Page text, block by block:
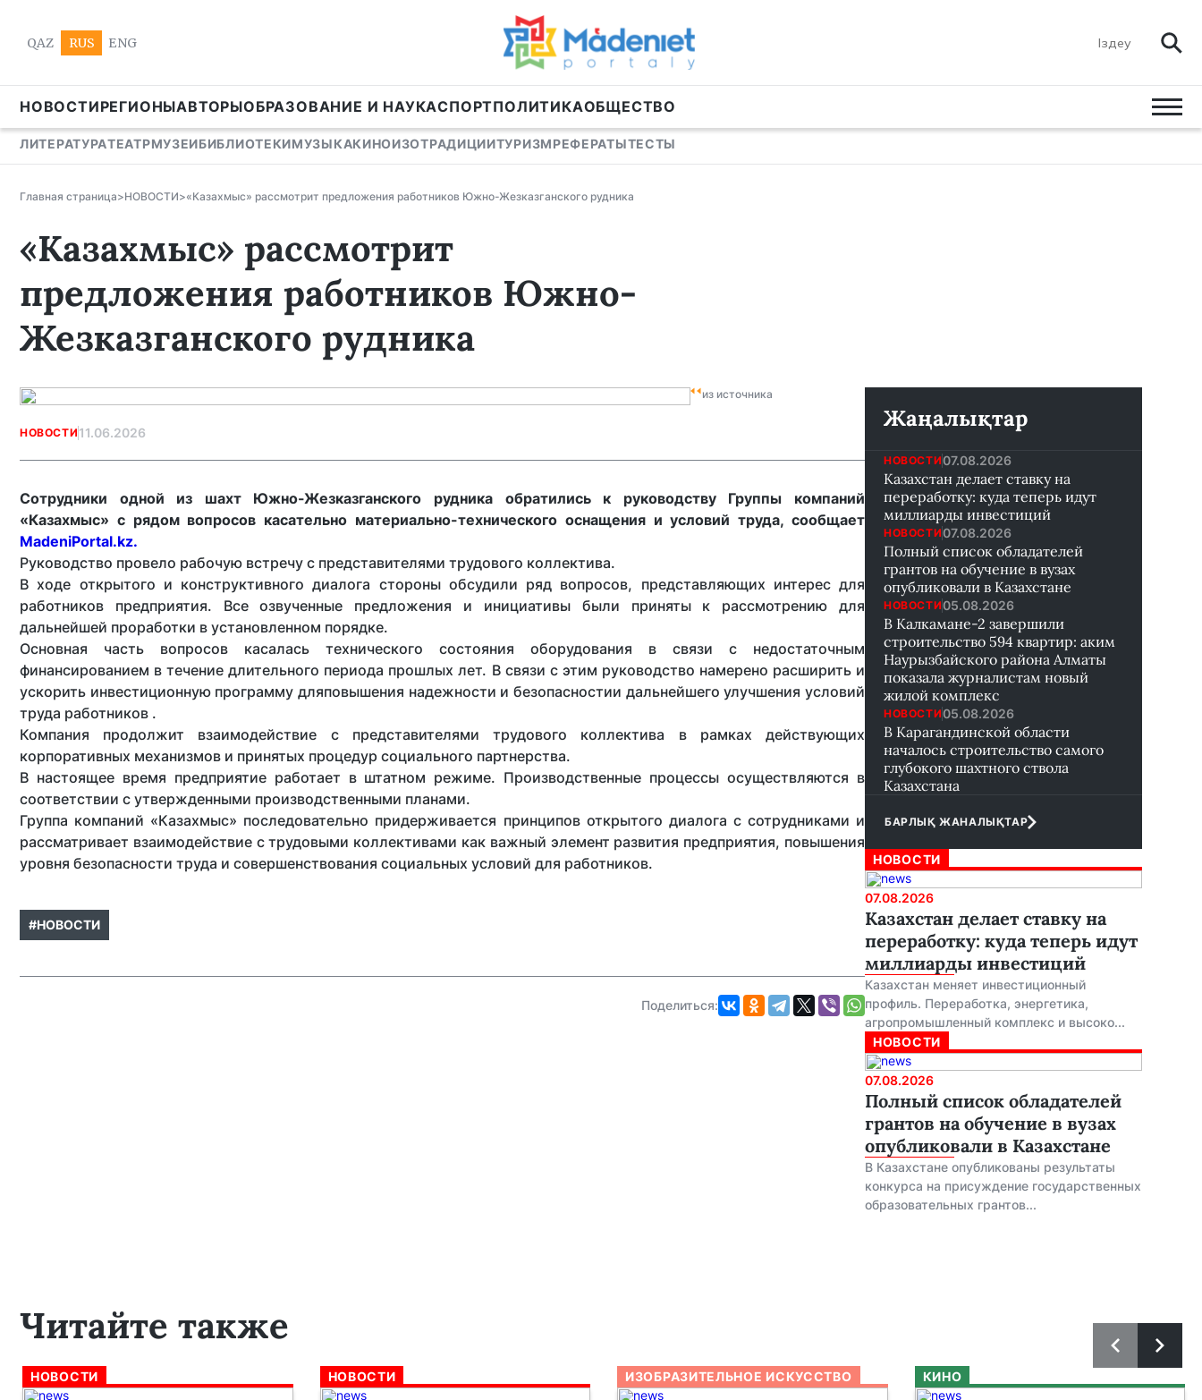
QAZ RUS ENG
НОВОСТИРЕГИОНЫАВТОРЫОБРАЗОВАНИЕ И НАУКАСПОРТПОЛИТИКАОБЩЕСТВО
ЛИТЕРАТУРАТЕАТРМУЗЕИБИБЛИОТЕКИМУЗЫКАКИНОИЗОТРАДИЦИИТУРИЗМРЕФЕРАТЫТЕСТЫ
Главная страница>НОВОСТИ>«Казахмыс» рассмотрит предложения работников Южно-Жезказганского рудника
«Казахмыс» рассмотрит
предложения работников Южно-
Жезказганского рудника
из источника
НОВОСТИ 11.06.2026
Сотрудники одной из шахт Южно-Жезказганского рудника обратились к руководству Группы компаний
«Казахмыс» с рядом вопросов касательно материально-технического оснащения и условий труда, сообщает
MadeniPortal.kz.
Руководство провело рабочую встречу с представителями трудового коллектива.
В ходе открытого и конструктивного диалога стороны обсудили ряд вопросов, представляющих интерес для
работников предприятия. Все озвученные предложения и инициативы были приняты к рассмотрению для
дальнейшей проработки в установленном порядке.
Основная часть вопросов касалась технического состояния оборудования в связи с недостаточным
финансированием в течение длительного периода прошлых лет. В связи с этим руководство намерено расширить и
ускорить инвестиционную программу дляповышения надежности и безопасностии дальнейшего улучшения условий
труда работников .
Компания продолжит взаимодействие с представителями трудового коллектива в рамках действующих
корпоративных механизмов и принятых процедур социального партнерства.
В настоящее время предприятие работает в штатном режиме. Производственные процессы осуществляются в
соответствии с утвержденными производственными планами.
Группа компаний «Казахмыс» последовательно придерживается принципов открытого диалога с сотрудниками и
рассматривает взаимодействие с трудовыми коллективами как важный элемент развития предприятия, повышения
уровня безопасности труда и совершенствования социальных условий для работников.
#НОВОСТИ
Поделиться:
Жаңалықтар
НОВОСТИ 07.08.2026
Казахстан делает ставку на
переработку: куда теперь идут
миллиарды инвестиций
НОВОСТИ 07.08.2026
Полный список обладателей
грантов на обучение в вузах
опубликовали в Казахстане
НОВОСТИ 05.08.2026
В Калкамане-2 завершили
строительство 594 квартир: аким
Наурызбайского района Алматы
показала журналистам новый
жилой комплекс
НОВОСТИ 05.08.2026
В Карагандинской области
началось строительство самого
глубокого шахтного ствола
Казахстана
БАРЛЫҚ ЖАНАЛЫҚТАР
НОВОСТИ
07.08.2026
Казахстан делает ставку на
переработку: куда теперь идут
миллиарды инвестиций
Казахстан меняет инвестиционный
профиль. Переработка, энергетика,
агропромышленный комплекс и высоко...
НОВОСТИ
07.08.2026
Полный список обладателей
грантов на обучение в вузах
опубликовали в Казахстане
В Казахстане опубликованы результаты
конкурса на присуждение государственных
образовательных грантов...
Читайте также
НОВОСТИ НОВОСТИ ИЗОБРАЗИТЕЛЬНОЕ ИСКУССТВО КИНО